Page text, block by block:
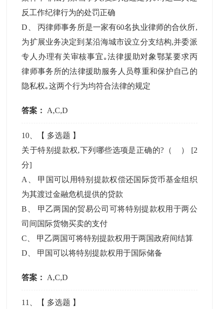
反工作纪律行为的处罚正确
D
丙律师事务所是一家有60名执业律师的合伙所,
为扩展业务决定到某沿海城市设立分支结构,并委派
专人办理有关审核事宜｡法律援助对象鄂某要求丙
律师事务所的法律援助服务人员尊重和保护自己的
隐私权｡这两个行为均符合法律的规定
答案： A,C,D
10 、【 多选题 】
关于特别提款权,下列哪些选项是正确的?（ ） [2
分]
A
甲国可以用特别提款权偿还国际货币基金组织
为其渡过金融危机提供的贷款
B
甲乙两国的贸易公司可将特别提款权用于两公
司间国际货物买卖的支付
C
甲乙两国可将特别提款权用于两国政府间结算
D
甲国可以将特别提款权用于国际储备
答案： A,C,D
11 、【 多选题 】